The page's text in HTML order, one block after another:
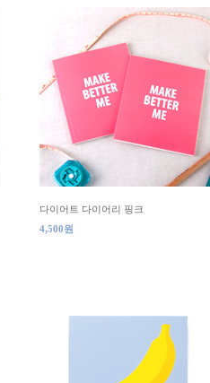
다이어트 다이어리 핑크
4,500원